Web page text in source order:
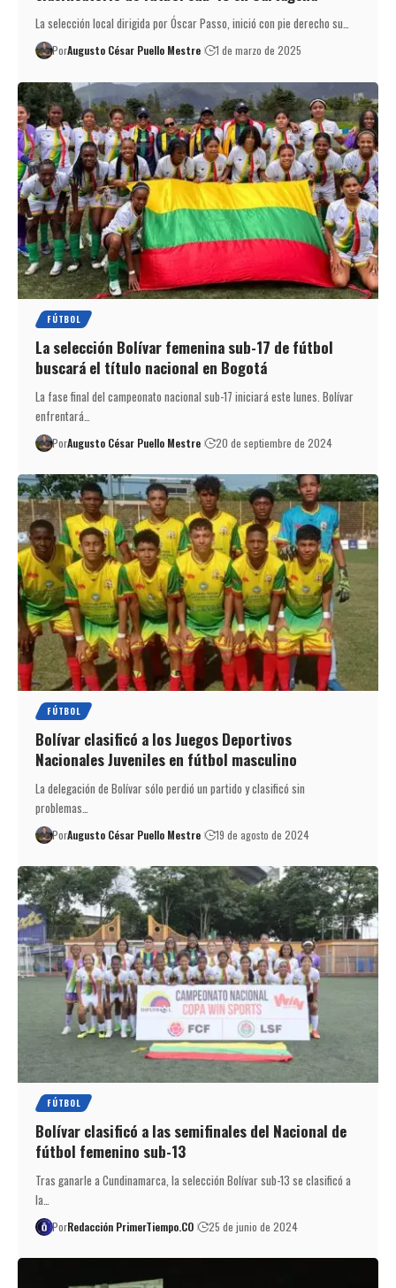
La selección local dirigida por Óscar Passo, inició con pie derecho su…
PorAugusto César Puello Mestre 1 de marzo de 2025
FÚTBOL
La selección Bolívar femenina sub-17 de fútbol
buscará el título nacional en Bogotá
La fase final del campeonato nacional sub-17 iniciará este lunes. Bolívar
enfrentará…
PorAugusto César Puello Mestre 20 de septiembre de 2024
FÚTBOL
Bolívar clasificó a los Juegos Deportivos
Nacionales Juveniles en fútbol masculino
La delegación de Bolívar sólo perdió un partido y clasificó sin
problemas…
PorAugusto César Puello Mestre 19 de agosto de 2024
FÚTBOL
Bolívar clasificó a las semifinales del Nacional de
fútbol femenino sub-13
Tras ganarle a Cundinamarca, la selección Bolívar sub-13 se clasificó a
la…
PorRedacción PrimerTiempo.CO 25 de junio de 2024